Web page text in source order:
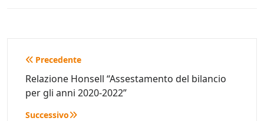
Navigazione
articoli
Precedente
Relazione Honsell “Assestamento del bilancio
per gli anni 2020-2022”
Successivo